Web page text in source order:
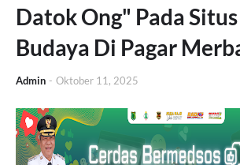
Datok Ong" Pada
Budaya Di Pagar
Admin - Oktober 11, 2025